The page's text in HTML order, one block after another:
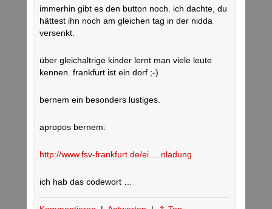
immerhin gibt es den button noch. ich dachte, du
hättest ihn noch am gleichen tag in der nidda
versenkt.
über gleichaltrige kinder lernt man viele leute
kennen. frankfurt ist ein dorf ;-)
bernem ein besonders lustiges.
apropos bernem:
http://www.fsv-frankfurt.de/ei.....nladung
ich hab das codewort …